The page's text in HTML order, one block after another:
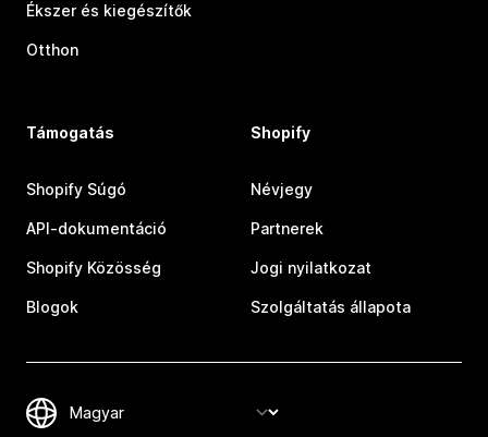
Ékszer és kiegészítők
Otthon
Támogatás
Shopify Súgó
API-dokumentáció
Shopify Közösség
Blogok
Shopify
Névjegy
Partnerek
Jogi nyilatkozat
Szolgáltatás állapota